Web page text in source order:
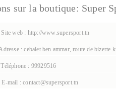
sur la boutique: Super
Site web : http://www.supersport.tn
: cebalet ben ammar, route de bizerte
Téléphone : 99929516
E-mail : contact@supersport.tn